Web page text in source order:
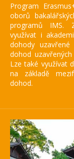
Program
oborů
programů IMS.
využívat i
dohody
dohod
Lze také využívat
na základě
dohod.